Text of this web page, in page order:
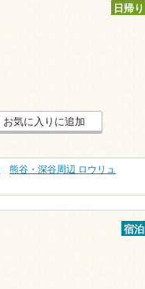
日帰り
お気に入りに追加
熊谷・深谷周辺 ロウリュ
宿泊